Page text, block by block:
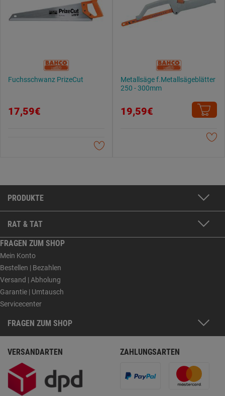
Fuchsschwanz PrizeCut
17,59€
Metallsäge f.Metallsägeblätter
250 - 300mm
19,59€
PRODUKTE
RAT & TAT
FRAGEN ZUM SHOP
Mein Konto
Bestellen | Bezahlen
Versand | Abholung
Garantie | Umtausch
Servicecenter
FRAGEN ZUM SHOP
VERSANDARTEN ZAHLUNGSARTEN